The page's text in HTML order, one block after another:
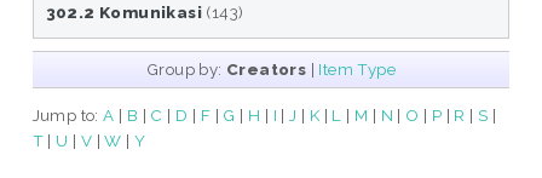
302.2 Komunikasi (143)
Group by: Creators | Item Type
Jump to:A | B | C | D | F | G | H | I | J | K | L | M | N | O | P | R | S |
T | U | V |W |Y